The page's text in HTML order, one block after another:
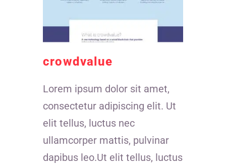
crowdvalue
Lorem ipsum dolor sit amet,
consectetur adipiscing elit. Ut
elit tellus, luctus nec
ullamcorper mattis, pulvinar
dapibus leo.Ut elit tellus, luctus